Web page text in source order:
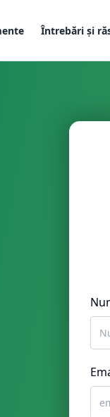
Întrebări și